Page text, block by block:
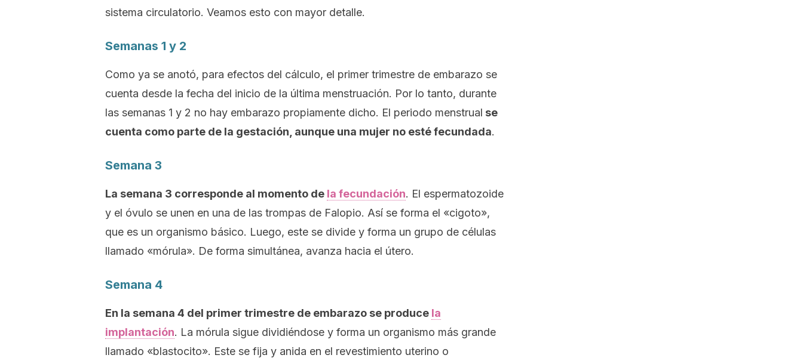
sistema circulatorio. Veamos esto con mayor detalle.
Semanas 1 y 2
Como ya se anotó, para efectos del cálculo, el primer trimestre de embarazo se
cuenta desde la fecha del inicio de la última menstruación. Por lo tanto, durante
las semanas 1 y 2 no hay embarazo propiamente dicho. El periodo menstrual se
cuenta como parte de la gestación, aunque una mujer no esté fecundada.
Semana 3
La semana 3 corresponde al momento de la fecundación. El espermatozoide
y el óvulo se unen en una de las trompas de Falopio. Así se forma el «cigoto»,
que es un organismo básico. Luego, este se divide y forma un grupo de células
llamado «mórula». De forma simultánea, avanza hacia el útero.
Semana 4
En la semana 4 del primer trimestre de embarazo se produce la
implantación. La mórula sigue dividiéndose y forma un organismo más grande
llamado «blastocito». Este se fija y anida en el revestimiento uterino o